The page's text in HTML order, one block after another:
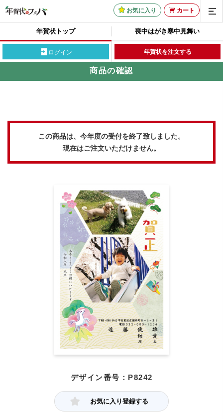
お気に入り カート
年賀状トップ 喪中はがき寒中見舞い
ログイン 年賀状を注文する
商品の確認
この商品は、今年度の受付を終了致しました。
現在はご注文いただけません。
デザイン番号：P8242
お気に入り登録する